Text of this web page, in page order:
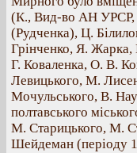
(К., Вид-во АН УРСР,
(Рудченка), Ц.
Грінченко, Я. Жарка,
Г. Коваленка, О. В.
Левицького, М.
Мочульського, В.
полтавського
М. Старицького, М.
Шейдеман (періоду